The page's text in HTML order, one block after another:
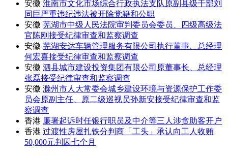
安徽 淮南市文化市场综合行政执法支队原副县级干部刘
同巨严重违纪违法被开除党籍和公职
安徽 芜湖市中级人民法院审判委员会委员、四级高级法
官陈刚接受纪律审查和监察调查
安徽 芜湖安达车辆管理服务有限公司执行董事、总经理
何宏喜接受纪律审查和监察调查
安徽 泗县城市建设投资集团有限公司原董事长、总经理
张磊接受纪律审查和监察调查
安徽 滁州市人大常委会城乡建设环境与资源保护工作委
员会原副主任、原二级巡视员孙新安接受纪律审查和监
察调查
香港 廉署起诉时任银行职员及中介等三人涉贪助客开户
香港 过渡性房屋扎铁分判商「工头」承认向工人收贿
50,000元判囚七个月